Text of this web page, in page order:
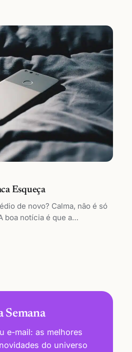
Esqueça
de novo? Calma, não é só
boa notícia é que a…
Semana
e-mail: as melhores
do universo